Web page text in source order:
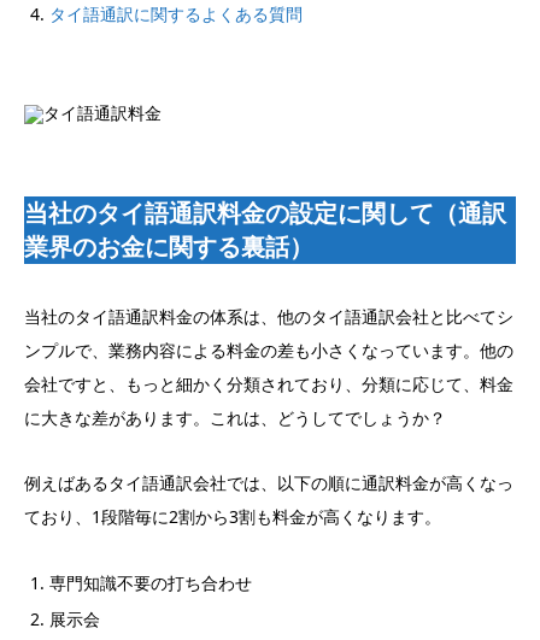
タイ語通訳に関するよくある質問
当社のタイ語通訳料金の設定に関して（通訳
業界のお金に関する裏話）
当社のタイ語通訳料金の体系は、他のタイ語通訳会社と比べてシ
ンプルで、業務内容による料金の差も小さくなっています。他の
会社ですと、もっと細かく分類されており、分類に応じて、料金
に大きな差があります。これは、どうしてでしょうか？
例えばあるタイ語通訳会社では、以下の順に通訳料金が高くなっ
ており、1段階毎に2割から3割も料金が高くなります。
専門知識不要の打ち合わせ
展示会